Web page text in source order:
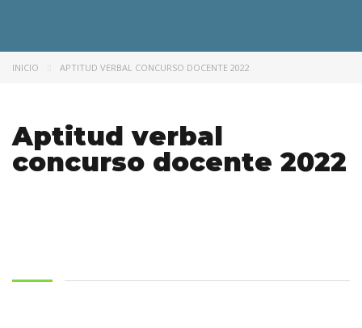
INICIO APTITUD VERBAL CONCURSO DOCENTE 2022
Aptitud verbal
concurso docente 2022